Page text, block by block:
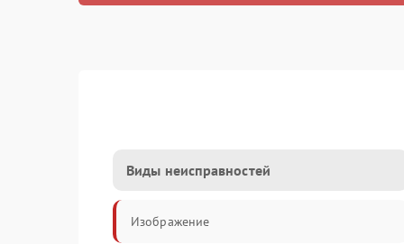
Виды неисправностей
Изображение